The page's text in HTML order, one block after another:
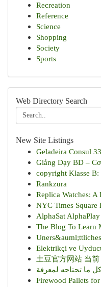
Recreation
Reference
Science
Shopping
Society
Sports
Web Directory Search
New Site Listings
Geladeira Consul
Giảng Dạy BD –
copyright Klasse
Rankzura
Replica Watches:
NYC Times
AlphaSat
The Blog To Learn
Elektrikçi ve
土豆官方网站 当
ما تحتاجه لمعرفة
Firewood Pallets